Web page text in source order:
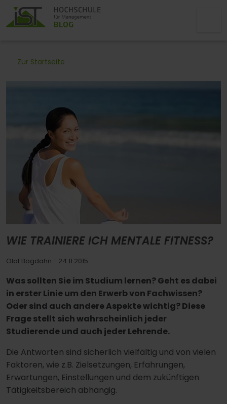
Zur Startseite
WIE TRAINIERE ICH MENTALE FITNESS?
Olaf Bogdahn - 24.11.2015
Was sollten Sie im Studium lernen? Geht es dabei
in erster Linie um den Erwerb von Fachwissen?
Oder sind auch andere Aspekte wichtig? Diese
Frage stellt sich wahrscheinlich jeder
Studierende und auch jeder Lehrende.
Die Antworten sind sicherlich vielfältig und von vielen
Faktoren, wie z.B. Zielsetzungen, Erfahrungen,
Erwartungen, Einstellungen und dem zukünftigen
Tätigkeitsbereich abhängig.